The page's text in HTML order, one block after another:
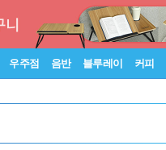
우주점 음반 블루레이 커피